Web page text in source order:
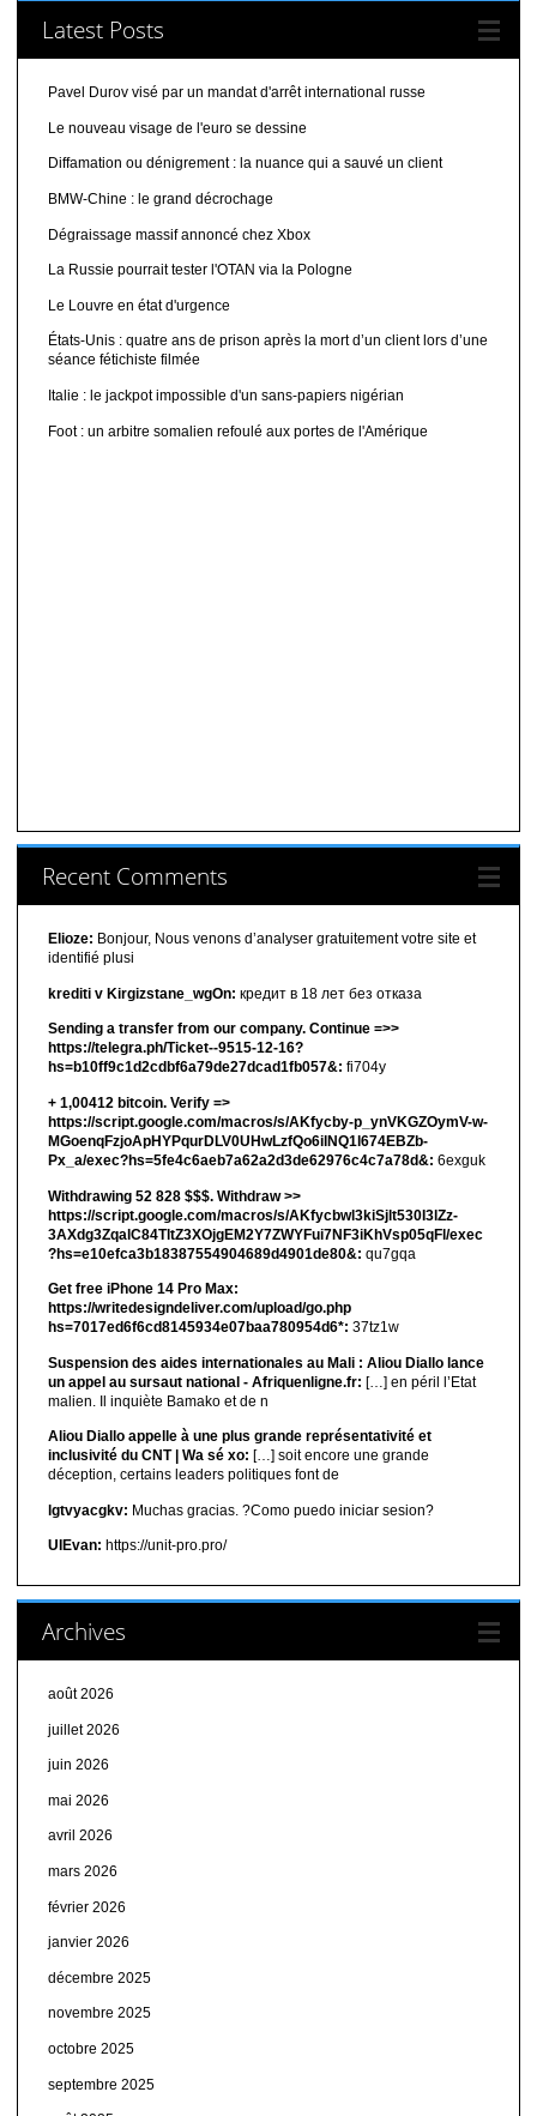
Latest Posts
Pavel Durov visé par un mandat d'arrêt international russe
Le nouveau visage de l'euro se dessine
Diffamation ou dénigrement : la nuance qui a sauvé un client
BMW-Chine : le grand décrochage
Dégraissage massif annoncé chez Xbox
La Russie pourrait tester l'OTAN via la Pologne
Le Louvre en état d'urgence
États-Unis : quatre ans de prison après la mort d’un client lors d’une
séance fétichiste filmée
Italie : le jackpot impossible d'un sans-papiers nigérian
Foot : un arbitre somalien refoulé aux portes de l'Amérique
Recent Comments
Elioze: Bonjour, Nous venons d’analyser gratuitement votre site et
identifié plusi
krediti v Kirgizstane_wgOn: кредит в 18 лет без отказа
Sending a transfer from our company. Continue =>>
https://telegra.ph/Ticket--9515-12-16?
hs=b10ff9c1d2cdbf6a79de27dcad1fb057&: fi704y
+ 1,00412 bitсоin. Verify =>
https://script.google.com/macros/s/AKfycby-p_ynVKGZOymV-w-
MGoenqFzjoApHYPqurDLV0UHwLzfQo6ilNQ1l674EBZb-
Px_a/exec?hs=5fe4c6aeb7a62a2d3de62976c4c7a78d&: 6exguk
Withdrawing 52 828 $$$. Withdrаw >>
https://script.google.com/macros/s/AKfycbwl3kiSjlt530I3lZz-
3AXdg3ZqalC84TltZ3XOjgEM2Y7ZWYFui7NF3iKhVsp05qFl/exec
?hs=e10efca3b18387554904689d4901de80&: qu7gqa
Get free iPhone 14 Pro Max:
https://writedesigndeliver.com/upload/go.php
hs=7017ed6f6cd8145934e07baa780954d6*: 37tz1w
Suspension des aides internationales au Mali : Aliou Diallo lance
un appel au sursaut national - Afriquenligne.fr: […] en péril l’Etat
malien. Il inquiète Bamako et de n
Aliou Diallo appelle à une plus grande représentativité et
inclusivité du CNT | Wa sé xo: […] soit encore une grande
déception, certains leaders politiques font de
lgtvyacgkv: Muchas gracias. ?Como puedo iniciar sesion?
UIEvan: https://unit-pro.pro/
Archives
août 2026
juillet 2026
juin 2026
mai 2026
avril 2026
mars 2026
février 2026
janvier 2026
décembre 2025
novembre 2025
octobre 2025
septembre 2025